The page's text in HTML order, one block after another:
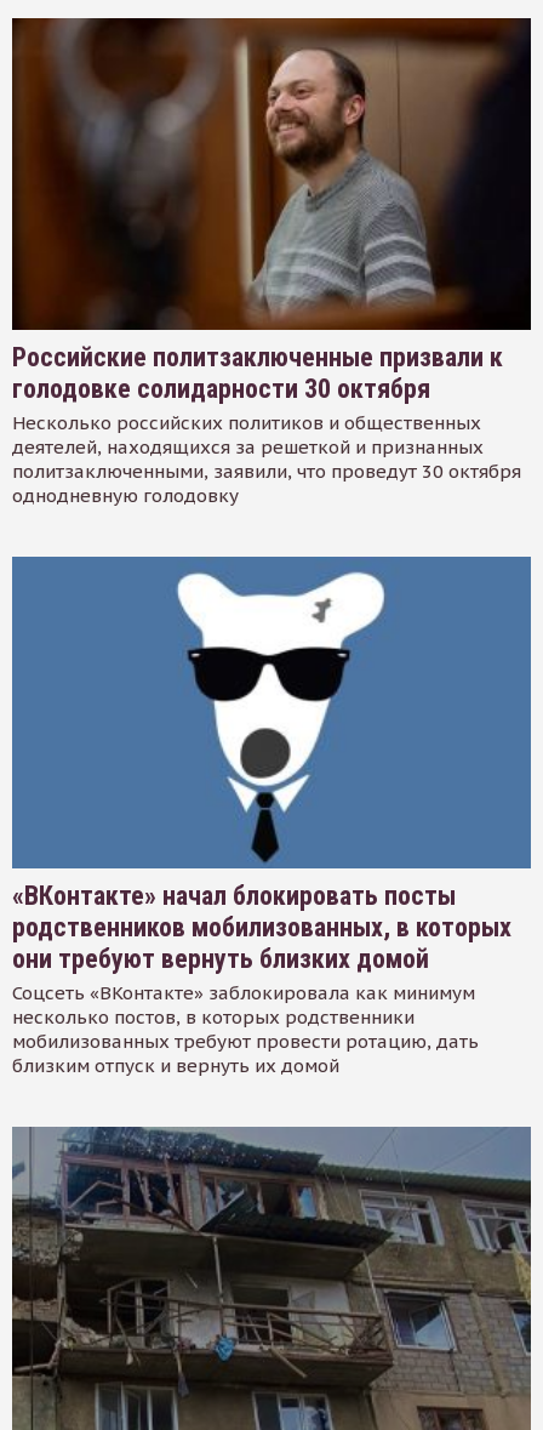
Российские политзаключенные призвали к
голодовке солидарности 30 октября
Несколько российских политиков и общественных
деятелей, находящихся за решеткой и признанных
политзаключенными, заявили, что проведут 30 октября
однодневную голодовку
«ВКонтакте» начал блокировать посты
родственников мобилизованных, в которых
они требуют вернуть близких домой
Соцсеть «ВКонтакте» заблокировала как минимум
несколько постов, в которых родственники
мобилизованных требуют провести ротацию, дать
близким отпуск и вернуть их домой